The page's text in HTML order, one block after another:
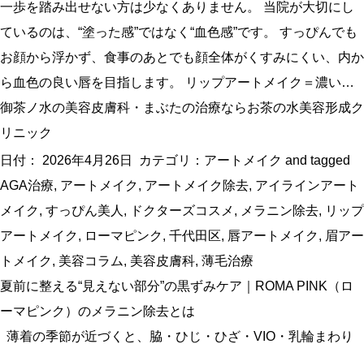
一歩を踏み出せない方は少なくありません。 当院が大切にし
ているのは、“塗った感”ではなく“血色感”です。 すっぴんでも
お顔から浮かず、食事のあとでも顔全体がくすみにくい、内か
ら血色の良い唇を目指します。 リップアートメイク＝濃い…
御茶ノ水の美容皮膚科・まぶたの治療ならお茶の水美容形成ク
リニック
日付： 2026年4月26日 カテゴリ： アートメイク and tagged
AGA治療, アートメイク, アートメイク除去, アイラインアート
メイク, すっぴん美人 , ドクターズコスメ , メラニン除去, リップ
アートメイク, ローマピンク, 千代田区, 唇アートメイク, 眉アー
トメイク, 美容コラム, 美容皮膚科, 薄毛治療
夏前に整える“見えない部分”の黒ずみケア｜ROMA PINK（ロ
ーマピンク）のメラニン除去とは
薄着の季節が近づくと、脇・ひじ・ひざ・VIO・乳輪まわり